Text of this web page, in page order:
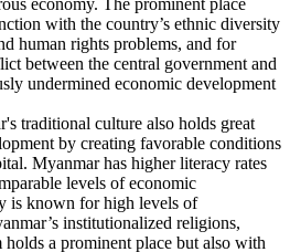
economy. The prominent place
with the country’s ethnic diversity
human rights problems, and for
between the central government and
undermined economic development
traditional culture also holds great
by creating favorable conditions
Myanmar has higher literacy rates
levels of economic
is known for high levels of
institutionalized religions,
a prominent place but also with